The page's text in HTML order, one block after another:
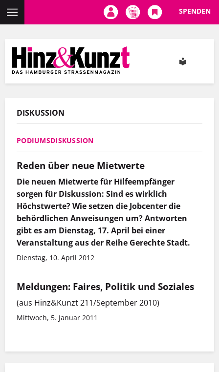
Inhalt
SPENDEN
DISKUSSION
PODIUMSDISKUSSION
Reden über neue Mietwerte
Die neuen Mietwerte für Hilfeempfänger
sorgen für Diskussion: Sind es wirklich
Höchstwerte? Wie setzen die Jobcenter die
behördlichen Anweisungen um? Antworten
gibt es am Dienstag, 17. April bei einer
Veranstaltung aus der Reihe Gerechte Stadt.
Dienstag, 10. April 2012
Meldungen: Faires, Politik und Soziales
(aus Hinz&Kunzt 211/September 2010)
Mittwoch, 5. Januar 2011